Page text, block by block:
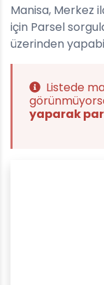
Manisa, Merkez
için Parsel
üzerinden
Listede
yaparak